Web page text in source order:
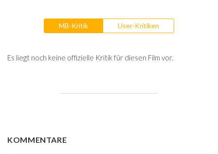
MB-Kritik User-Kritiken
Es liegt noch keine offizielle Kritik für diesen Film vor.
KOMMENTARE